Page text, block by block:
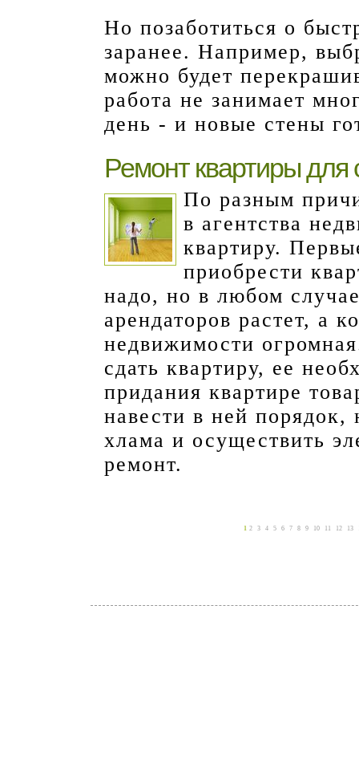
Но позаботиться о
заранее. Например,
можно будет
работа не занимает
день - и новые стены
Ремонт квартиры для
По разным
в агентства
квартиру.
приобрести
надо, но в любом
арендаторов растет, а
недвижимости
сдать квартиру, ее
придания квартире
навести в ней порядок,
хлама и осуществить
ремонт.
1 2 3 4 5 6 7 8 9 10 11 12 13